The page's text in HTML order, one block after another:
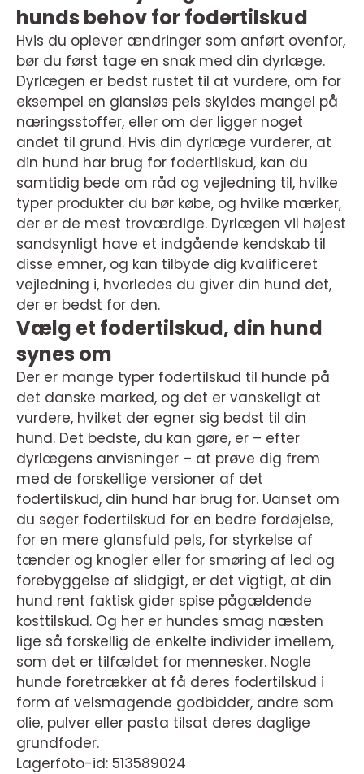
hunds behov for fodertilskud
Hvis du oplever ændringer som anført ovenfor,
bør du først tage en snak med din dyrlæge.
Dyrlægen er bedst rustet til at vurdere, om for
eksempel en glansløs pels skyldes mangel på
næringsstoffer, eller om der ligger noget
andet til grund. Hvis din dyrlæge vurderer, at
din hund har brug for fodertilskud, kan du
samtidig bede om råd og vejledning til, hvilke
typer produkter du bør købe, og hvilke mærker,
der er de mest troværdige. Dyrlægen vil højest
sandsynligt have et indgående kendskab til
disse emner, og kan tilbyde dig kvalificeret
vejledning i, hvorledes du giver din hund det,
der er bedst for den.
Vælg et fodertilskud, din hund
synes om
Der er mange typer fodertilskud til hunde på
det danske marked, og det er vanskeligt at
vurdere, hvilket der egner sig bedst til din
hund. Det bedste, du kan gøre, er – efter
dyrlægens anvisninger – at prøve dig frem
med de forskellige versioner af det
fodertilskud, din hund har brug for. Uanset om
du søger fodertilskud for en bedre fordøjelse,
for en mere glansfuld pels, for styrkelse af
tænder og knogler eller for smøring af led og
forebyggelse af slidgigt, er det vigtigt, at din
hund rent faktisk gider spise pågældende
kosttilskud. Og her er hundes smag næsten
lige så forskellig de enkelte individer imellem,
som det er tilfældet for mennesker. Nogle
hunde foretrækker at få deres fodertilskud i
form af velsmagende godbidder, andre som
olie, pulver eller pasta tilsat deres daglige
grundfoder.
Lagerfoto-id: 513589024